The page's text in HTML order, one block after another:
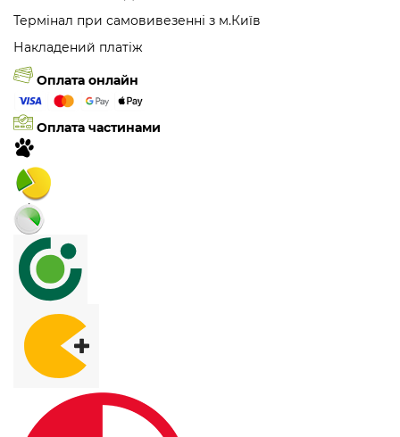
Термінал при самовивезенні з м.Київ
Накладений платіж
Оплата онлайн
Оплата частинами